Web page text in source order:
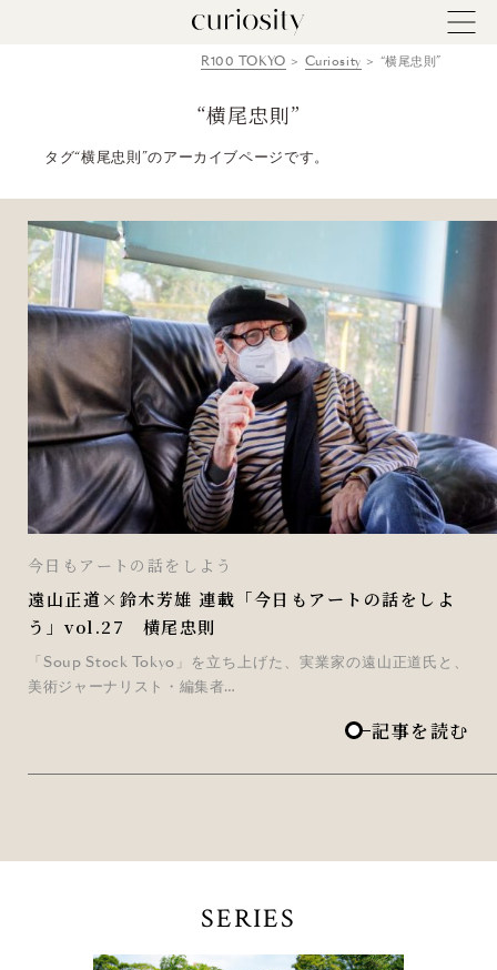
R100 TOKYO Curiosity “横尾忠則”
“横尾忠則”
タグ“横尾忠則”のアーカイブページです。
今日もアートの話をしよう
遠山正道×鈴木芳雄 連載「今日もアートの話をしよ
う」vol.27 横尾忠則
「Soup Stock Tokyo」を立ち上げた、実業家の遠山正道氏と、
美術ジャーナリスト・編集者…
記事を読む
SERIES